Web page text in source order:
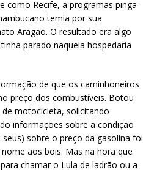
como Recife, a programas pinga-
temia por sua
Aragão. O resultado era algo
parado naquela hospedaria
de que os caminhoneiros
preço dos combustíveis. Botou
motocicleta, solicitando
informações sobre a condição
sobre o preço da gasolina foi
aos bois. Mas na hora que
chamar o Lula de ladrão ou a